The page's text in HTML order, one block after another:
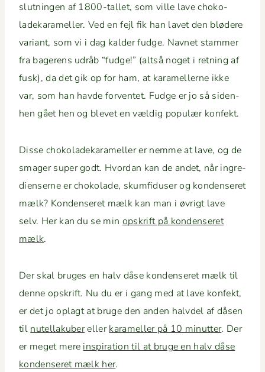
slut­nin­gen af 1800-tal­let, som ville lave choko­
ladekarameller. Ved en fejl fik han lavet den blødere
vari­ant, som vi i dag kalder fudge. Navnet stam­mer
fra bagerens udråb “fudge!” (alt­så noget i ret­ning af
fusk), da det gik op for ham, at karamellerne ikke
var, som han havde for­ven­tet. Fudge er jo så siden­
hen gået hen og blevet en vældig pop­ulær konfekt.
Disse choko­ladekarameller er nemme at lave, og de
smager super godt. Hvor­dan kan de andet, når ingre­
di­enserne er choko­lade, skum­fiduser og kon­denseret
mælk? Kon­denseret mælk kan man i øvrigt lave
selv. Her kan du se min opskrift på kon­denseret
mælk.
Der skal bruges en halv dåse kon­denseret mælk til
denne opskrift. Nu du er i gang med at lave kon­fekt,
er det jo oplagt at bruge den anden halvdel af dåsen
til nutel­laku­berellerkarameller på 10 min­ut­ter. Der
er meget mere inspi­ra­tion til at bruge en halv dåse
kon­denseret mælk her.